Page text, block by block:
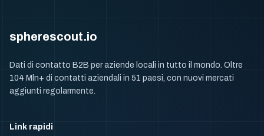
spherescout.io
Dati di contatto B2B per aziende locali in tutto il mondo. Oltre
104 Mln+ di contatti aziendali in 51 paesi, con nuovi mercati
aggiunti regolarmente.
Link rapidi